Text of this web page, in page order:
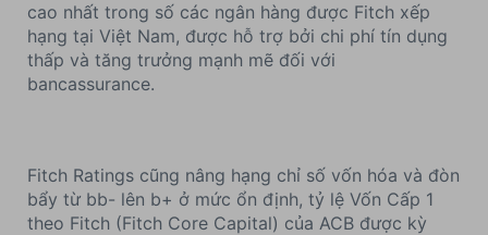
cao nhất trong số các ngân hàng được Fitch xếp
hạng tại Việt Nam, được hỗ trợ bởi chi phí tín dụng
thấp và tăng trưởng mạnh mẽ đối với
bancassurance.
Fitch Ratings cũng nâng hạng chỉ số vốn hóa và đòn
bẩy từ bb- lên b+ ở mức ổn định, tỷ lệ Vốn Cấp 1
theo Fitch (Fitch Core Capital) của ACB được kỳ